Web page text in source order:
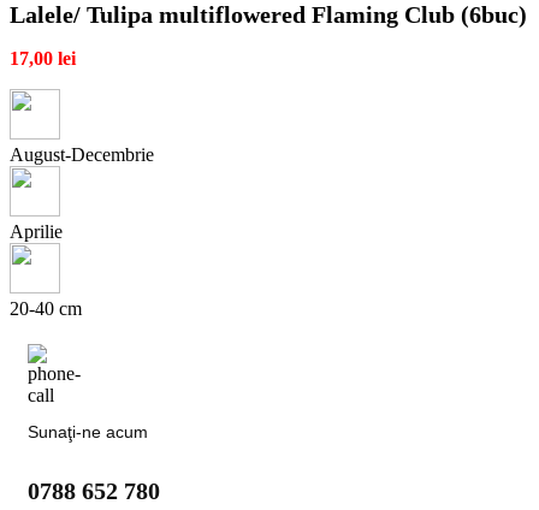
Lalele/ Tulipa multiflowered Flaming Club (6buc)
17,00 lei
August-Decembrie
Aprilie
20-40 cm
Sunaţi-ne acum
0788 652 780